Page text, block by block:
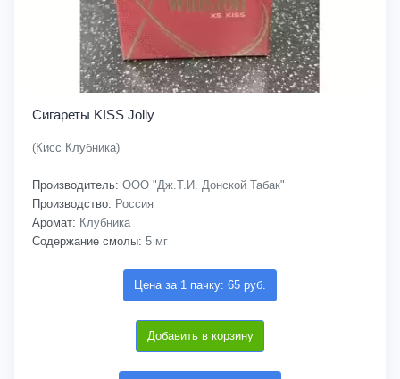
Сигареты KISS Jolly
(Кисс Клубника)
Производитель: ООО "Дж.Т.И. Донской Табак"
Производство: Россия
Аромат: Клубника
Содержание смолы: 5 мг
Цена за 1 пачку: 65 руб.
Добавить в корзину